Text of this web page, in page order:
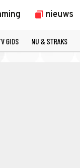
nieuws
GIDS NU & STRAKS